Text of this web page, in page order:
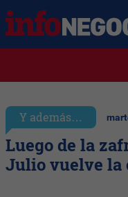
Y además…
Luego de la
Julio vuelve la